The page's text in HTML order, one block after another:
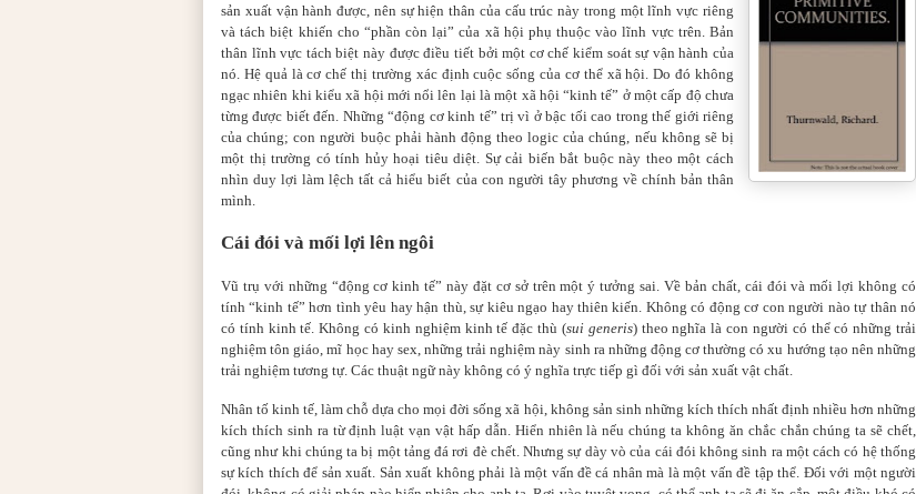
sản xuất vận hành được, nên sự hiện thân của cấu trúc này trong một lĩnh vực riêng
và tách biệt khiến cho “phần còn lại” của xã hội phụ thuộc vào lĩnh vực trên. Bản
thân lĩnh vực tách biệt này được điều tiết bởi một cơ chế kiểm soát sự vận hành của
nó. Hệ quả là cơ chế thị trường xác định cuộc sống của cơ thể xã hội. Do đó không
ngạc nhiên khi kiểu xã hội mới nổi lên lại là một xã hội “kinh tế” ở một cấp độ chưa
từng được biết đến. Những “động cơ kinh tế” trị vì ở bậc tối cao trong thế giới riêng
của chúng; con người buộc phải hành động theo logic của chúng, nếu không sẽ bị
một thị trường có tính hủy hoại tiêu diệt. Sự cải biến bắt buộc này theo một cách
nhìn duy lợi làm lệch tất cả hiểu biết của con người tây phương về chính bản thân
mình.
Cái đói và mối lợi lên ngôi
Vũ trụ với những “động cơ kinh tế” này đặt cơ sở trên một ý tưởng sai. Về bản chất, cái đói và mối lợi không có
tính “kinh tế” hơn tình yêu hay hận thù, sự kiêu ngạo hay thiên kiến. Không có động cơ con người nào tự thân nó
có tính kinh tế. Không có kinh nghiệm kinh tế đặc thù (sui generis) theo nghĩa là con người có thể có những trải
nghiệm tôn giáo, mĩ học hay sex, những trải nghiệm này sinh ra những động cơ thường có xu hướng tạo nên những
trải nghiệm tương tự. Các thuật ngữ này không có ý nghĩa trực tiếp gì đối với sản xuất vật chất.
Nhân tố kinh tế, làm chỗ dựa cho mọi đời sống xã hội, không sản sinh những kích thích nhất định nhiều hơn những
kích thích sinh ra từ định luật vạn vật hấp dẫn. Hiển nhiên là nếu chúng ta không ăn chắc chắn chúng ta sẽ chết,
cũng như khi chúng ta bị một tảng đá rơi đè chết. Nhưng sự dày vò của cái đói không sinh ra một cách có hệ thống
sự kích thích để sản xuất. Sản xuất không phải là một vấn đề cá nhân mà là một vấn đề tập thể. Đối với một người